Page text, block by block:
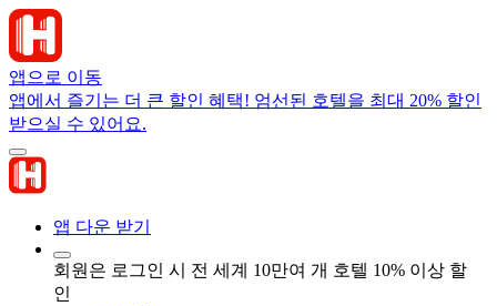
앱으로 이동
앱에서 즐기는 더 큰 할인 혜택! 엄선된 호텔을 최대 20% 할인
받으실 수 있어요.
앱 다운 받기
회원은 로그인 시 전 세계 10만여 개 호텔 10% 이상 할
인